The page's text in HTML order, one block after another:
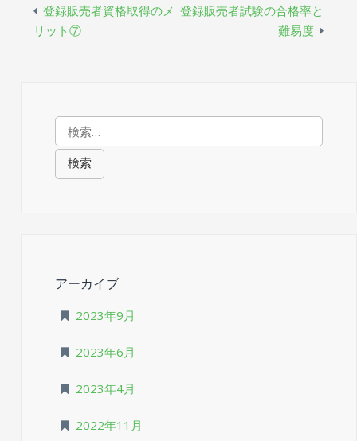
投
稿
登録販売者資格取得のメ
リット⑦
登録販売者試験の合格率と
難易度
索:
アーカイブ
2023年9月
2023年6月
2023年4月
2022年11月